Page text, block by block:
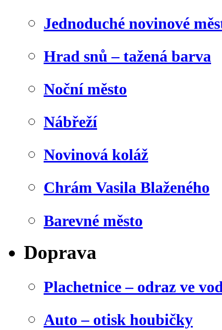
Jednoduché novinové
Hrad snů – tažená barva
Noční město
Nábřeží
Novinová koláž
Chrám Vasila Blaženého
Barevné město
Doprava
Plachetnice – odraz ve
Auto – otisk houbičky